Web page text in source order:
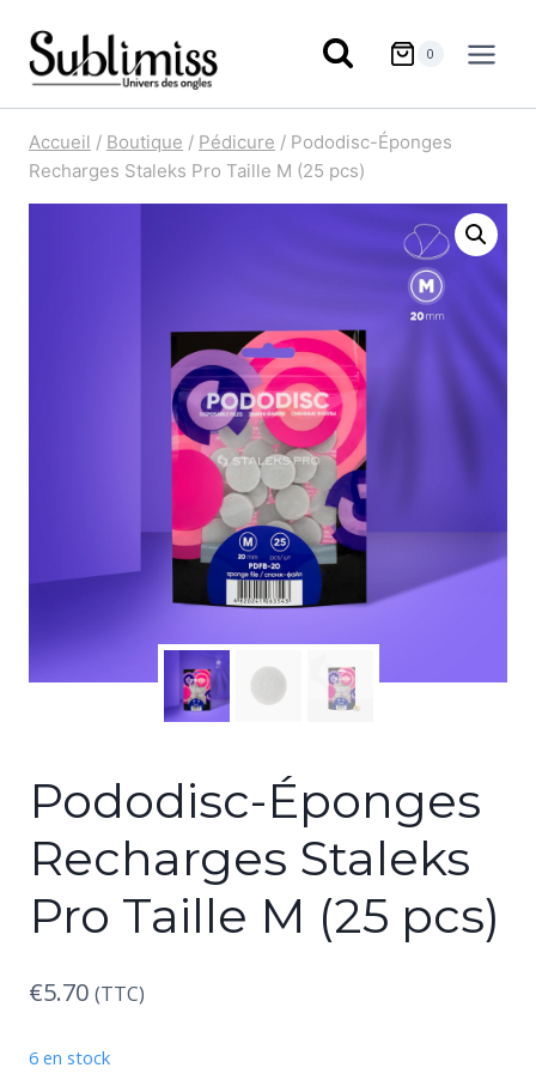
contenu
0
Accueil / Boutique / Pédicure / Pododisc-Éponges
Recharges Staleks Pro Taille M (25 pcs)
Pododisc-Éponges
Recharges Staleks
Pro Taille M (25 pcs)
€5.70 (TTC)
6 en stock